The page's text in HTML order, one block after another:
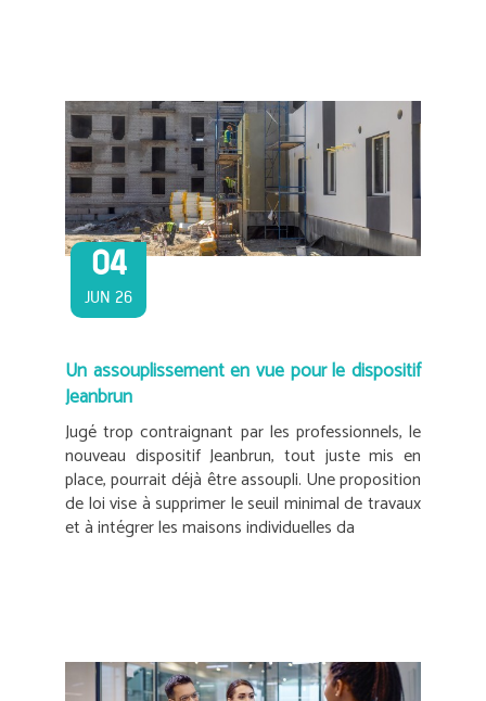
04
JUN 26
Un assouplissement en vue pour le dispositif
Jeanbrun
Jugé trop contraignant par les professionnels, le
nouveau dispositif Jeanbrun, tout juste mis en
place, pourrait déjà être assoupli. Une proposition
de loi vise à supprimer le seuil minimal de travaux
et à intégrer les maisons individuelles da